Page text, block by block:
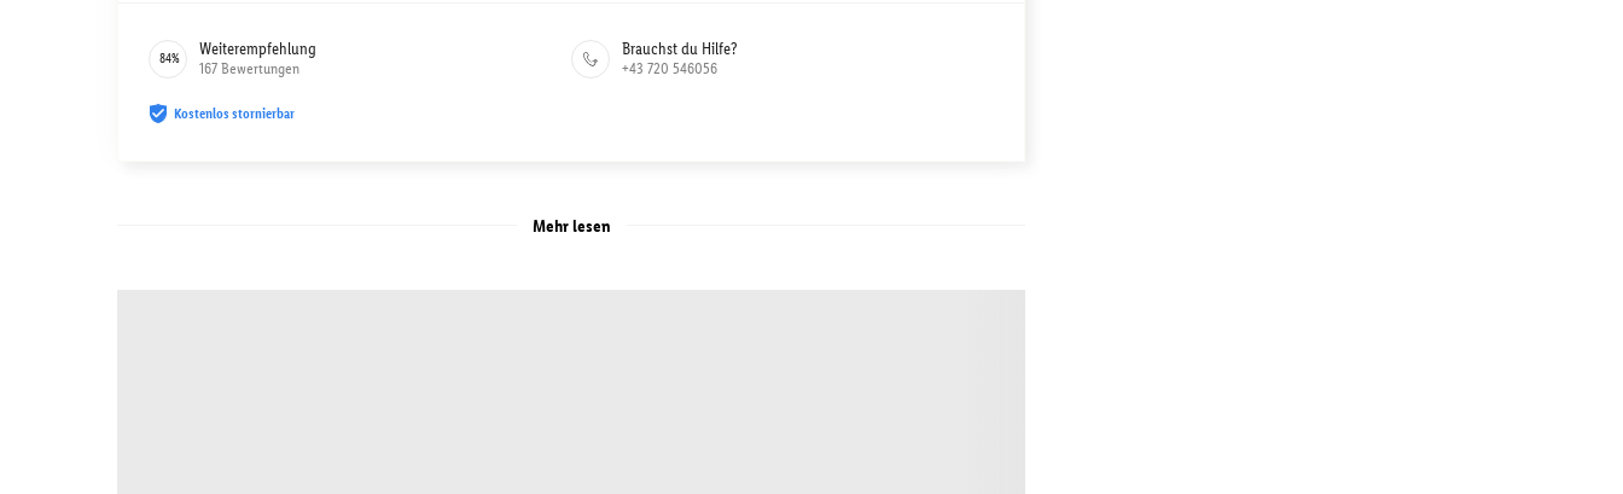
84% Weiterempfehlung
167 Bewertungen
Brauchst du Hilfe?
+43 720 546056
Kostenlos stornierbar
Mehr lesen